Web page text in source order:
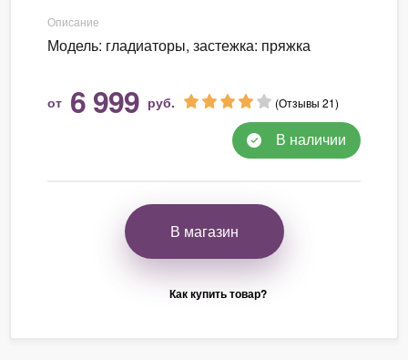
Описание
Модель: гладиаторы, застежка: пряжка
от 6 999 руб. (Отзывы 21)
В наличии
В магазин
Как купить товар?